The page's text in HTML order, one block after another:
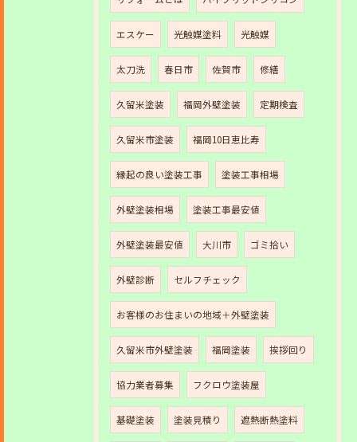
エスケー 光触媒塗料 光触媒
太刀洗 春日市 佐賀市 修繕
久留米塗装 福岡外壁塗装 定期検査
久留米市塗装 福岡10日恵比寿
縁起の良い塗装工事 塗装工事相場
外壁塗装相場 塗装工事最安値
外壁塗装最安値 大川市 ゴミ拾い
外壁診断 セルフチェック
お客様のお住まいの地域＋外壁塗装
久留米市外壁塗装 福岡塗装 挨拶回り
協力業者募集 フクロウ塗装屋
基礎塗装 塗装見積り 遮熱断熱塗料